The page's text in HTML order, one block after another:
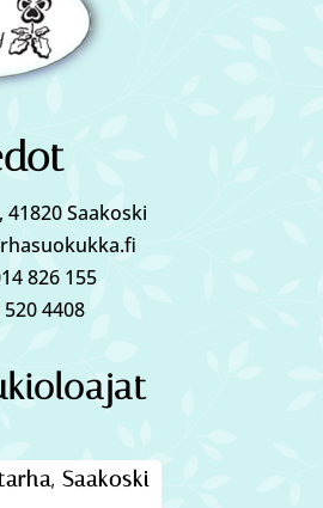
Saakoski
826 155
4408
Saakoski